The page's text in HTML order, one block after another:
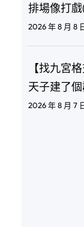
排場像打戲
2026 年 8 月 8
【找九宮
天子建了
2026 年 8 月 7